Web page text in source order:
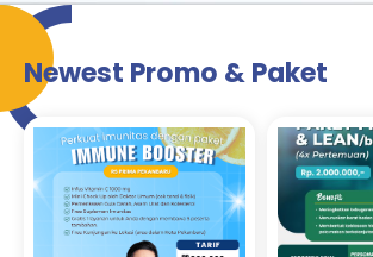
Newest Promo & Paket